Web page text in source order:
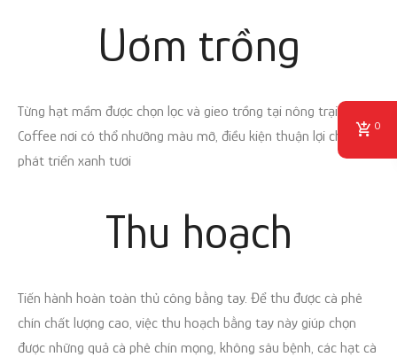
Uơm trồng
Từng hạt mầm được chọn lọc và gieo trồng tại nông trại Kite
Coffee nơi có thổ nhưỡng màu mỡ, điều kiện thuận lợi cho cây
phát triển xanh tươi
Thu hoạch
Tiến hành hoàn toàn thủ công bằng tay. Để thu được cà phê
chín chất lượng cao, việc thu hoạch bằng tay này giúp chọn
được những quả cà phê chín mọng, không sâu bệnh, các hạt cà
0